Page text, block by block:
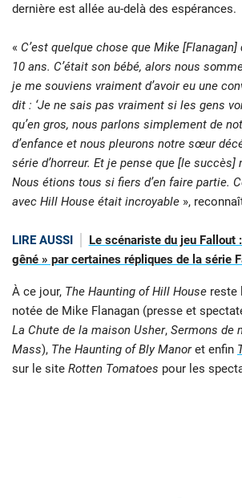
dernière est allée au-delà des espérances.
« C’est quelque chose que Mike
10 ans. C’était son bébé, alors nous
je me souviens vraiment d’avoir eu une
dit : ‘Je ne sais pas vraiment si les gens
qu’en gros, nous parlons simplement de
d’enfance et nous pleurons notre sœur
série d’horreur. Et je pense que [le succès]
Nous étions tous si fiers d’en faire partie.
avec Hill House était incroyable »,
LIRE AUSSI
Le scénariste du jeu Fallout
gêné » par certaines répliques de la série
À ce jour, The Haunting of Hill House reste
notée de Mike Flanagan (presse et
La Chute de la maison Usher, Sermons de
Mass), The Haunting of Bly Manoret enfin
sur le site Rotten Tomatoes pour les